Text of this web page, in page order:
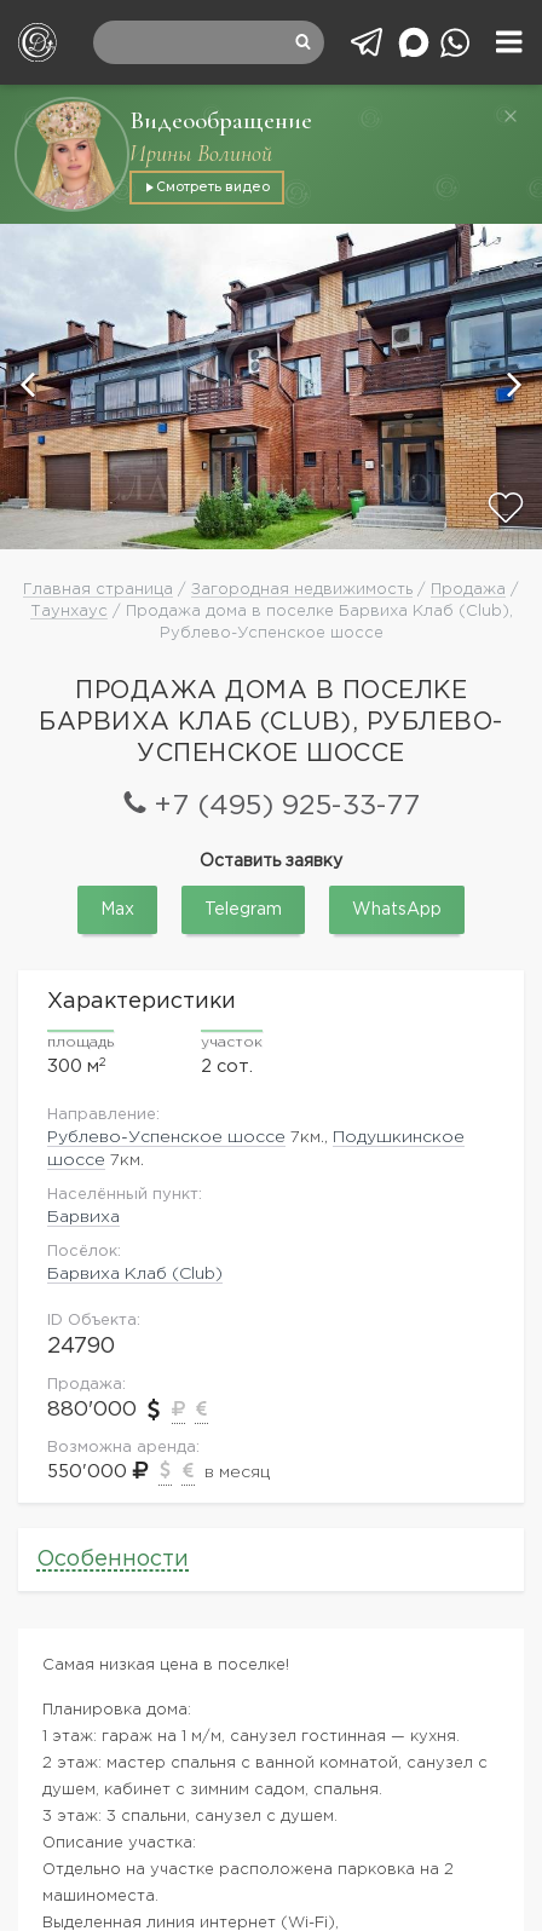
Видеообращение
Ирины Волиной
Смотреть видео
Главная страница / Загородная недвижимость / Продажа /
Таунхаус / Продажа дома в поселке Барвиха Клаб (Club),
Рублево-Успенское шоссе
ПРОДАЖА ДОМА В ПОСЕЛКЕ
БАРВИХА КЛАБ (CLUB), РУБЛЕВО-
УСПЕНСКОЕ ШОССЕ
+7 (495) 925-33-77
Оставить заявку
Max Telegram WhatsApp
Характеристики
площадь
300 м2
участок
2 сот.
Направление:
Рублево-Успенское шоссе 7км.,
Подушкинское
шоссе 7км.
Населённый пункт:
Барвиха
Посёлок:
Барвиха Клаб (Club)
ID Объекта:
24790
Продажа:
880'000
Возможна аренда:
550'000 в месяц
Особенности
Самая низкая цена в поселке!
Планировка дома:
1 этаж: гараж на 1 м/м, санузел гостинная — кухня.
2 этаж: мастер спальня с ванной комнатой, санузел с
душем, кабинет с зимним садом, спальня.
3 этаж: 3 спальни, санузел с душем.
Описание участка:
Отдельно на участке расположена парковка на 2
машиноместа.
Выделенная линия интернет (Wi-Fi),